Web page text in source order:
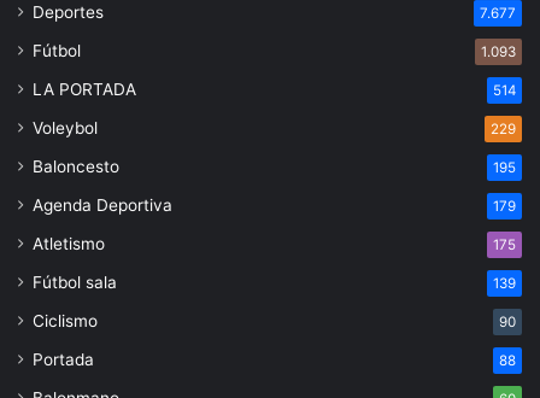
Deportes 7.677
Fútbol 1.093
LA PORTADA 514
Voleybol 229
Baloncesto 195
Agenda Deportiva 179
Atletismo 175
Fútbol sala 139
Ciclismo 90
Portada 88